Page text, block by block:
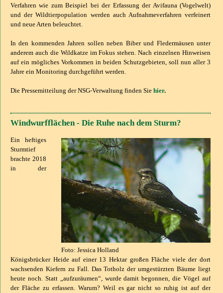
Verfahren wie zum Beispiel bei der Erfassung der Avifauna (Vogelwelt)
und der Wildtierpopulation werden auch Aufnahmeverfahren verfeinert
und neue Arten beleuchtet.
In den kommenden Jahren sollen neben Biber und Fledermäusen unter
anderem auch die Wildkatze im Fokus stehen. Nach einzelnen Hinweisen
auf ein mögliches Vorkommen in beiden Schutzgebieten, soll nun aller 3
Jahre ein Monitoring durchgeführt werden.
Die Pressemitteilung der NSG-Verwaltung finden Sie hier.
Windwurfflächen - Die Ruhe nach dem Sturm?
Foto: Jessica Holland
Ein heftiges
Sturmtief
brachte 2018
in der
Königsbrücker Heide auf einer 13 Hektar großen Fläche viele der dort
wachsenden Kiefern zu Fall. Das Totholz der umgestürzten Bäume liegt
heute noch. Statt „aufzuräumen“, wurde damit begonnen, die Vögel auf
der Fläche zu erfassen. Warum? Weil es gar nicht so ruhig ist auf der